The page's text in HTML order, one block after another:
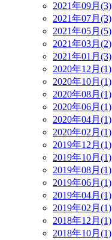
2021年09月(3)
2021年07月(3)
2021年05月(5)
2021年03月(2)
2021年01月(3)
2020年12月(1)
2020年10月(1)
2020年08月(1)
2020年06月(1)
2020年04月(1)
2020年02月(1)
2019年12月(1)
2019年10月(1)
2019年08月(1)
2019年06月(1)
2019年04月(1)
2019年02月(1)
2018年12月(1)
2018年10月(1)